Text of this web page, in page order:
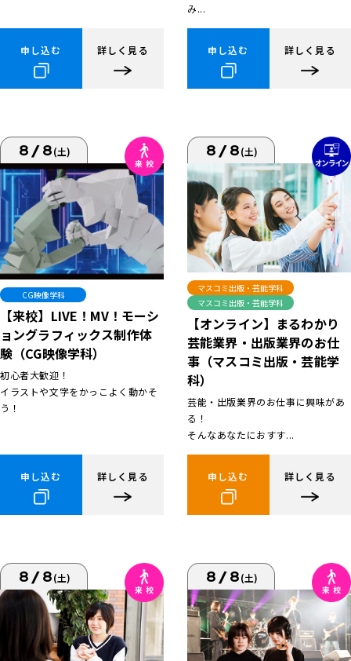
申し込む 詳しく見る
み...
申し込む 詳しく見る
8/8(土)
CG映像学科
【来校】LIVE！MV！モーシ
ョングラフィックス制作体
験（CG映像学科）
初心者大歓迎！
イラストや文字をかっこよく動かそ
う！
申し込む 詳しく見る
8/8(土)
マスコミ出版・芸能学科
マスコミ出版・芸能学科
【オンライン】まるわかり
芸能業界・出版業界のお仕
事（マスコミ出版・芸能学
科）
芸能・出版業界のお仕事に興味があ
る！
そんなあなたにおすす...
申し込む 詳しく見る
8/8(土) 8/8(土)